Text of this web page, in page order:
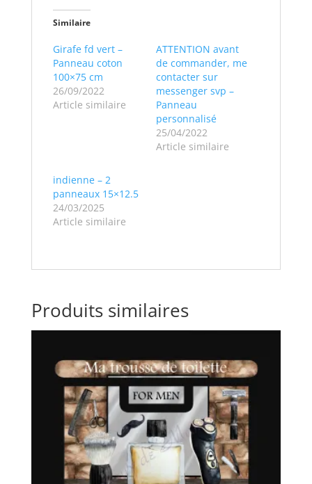
Similaire
Girafe fd vert –
Panneau coton
100×75 cm
26/09/2022
Article similaire
ATTENTION avant
de commander, me
contacter sur
messenger svp –
Panneau
personnalisé
25/04/2022
Article similaire
indienne – 2
panneaux 15×12.5
24/03/2025
Article similaire
Produits similaires